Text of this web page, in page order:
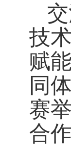
技术
赋
同
赛
合